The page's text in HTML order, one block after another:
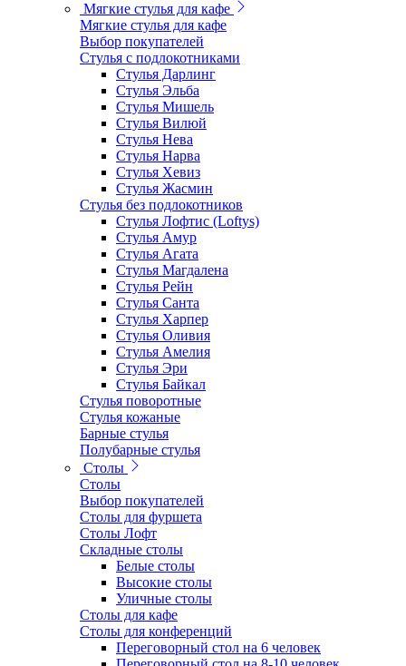
Мягкие стулья для кафе
Мягкие стулья для кафе
Выбор покупателей
Стулья с подлокотниками
Стулья Дарлинг
Стулья Эльба
Стулья Мишель
Стулья Вилюй
Стулья Нева
Стулья Нарва
Стулья Хевиз
Стулья Жасмин
Стулья без подлокотников
Стулья Лофтис (Loftys)
Стулья Амур
Стулья Агата
Стулья Магдалена
Стулья Рейн
Стулья Санта
Стулья Харпер
Стулья Оливия
Стулья Амелия
Стулья Эри
Стулья Байкал
Стулья поворотные
Стулья кожаные
Барные стулья
Полубарные стулья
Столы
Столы
Выбор покупателей
Столы для фуршета
Столы Лофт
Складные столы
Белые столы
Высокие столы
Уличные столы
Столы для кафе
Столы для конференций
Переговорный стол на 6 человек